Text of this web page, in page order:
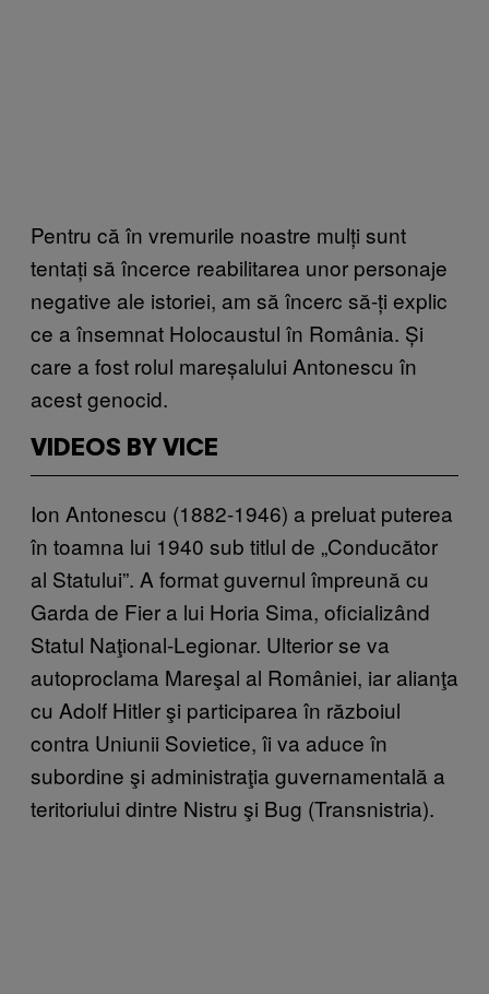
Pentru că în vremurile noastre mulți sunt
tentați să încerce reabilitarea unor personaje
negative ale istoriei, am să încerc să-ți explic
ce a însemnat Holocaustul în România. Și
care a fost rolul mareșalului Antonescu în
acest genocid.
VIDEOS BY VICE
Ion Antonescu (1882-1946) a preluat puterea
în toamna lui 1940 sub titlul de „Conducător
al Statului”. A format guvernul împreună cu
Garda de Fier a lui Horia Sima, oficializând
Statul Naţional-Legionar. Ulterior se va
autoproclama Mareşal al României, iar alianţa
cu Adolf Hitler şi participarea în războiul
contra Uniunii Sovietice, îi va aduce în
subordine şi administraţia guvernamentală a
teritoriului dintre Nistru şi Bug (Transnistria).